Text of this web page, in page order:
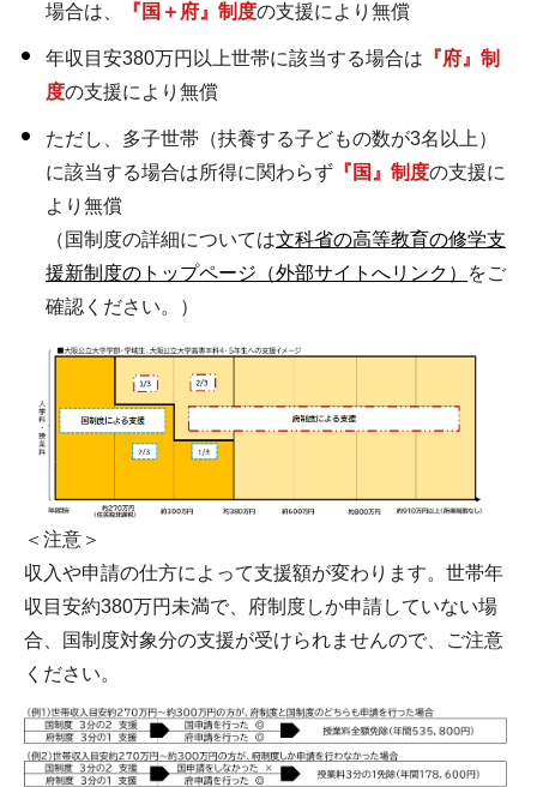
場合は、
『国＋府』制度の支援により無償
年収目安380万円以上世帯に該当する場合は 『府』制
度の支援により無償
ただし、多子世帯（扶養する子どもの数が3名以上）
に該当する場合は所得に関わらず 『国』制度の支援に
より無償
（国制度の詳細については文科省の高等教育の修学支
援新制度のトップページ（外部サイトへリンク）
をご
確認ください。）
＜注意＞
収入や申請の仕方によって支援額が変わります。世帯年
収目安約380万円未満で、府制度しか申請していない場
合、国制度対象分の支援が受けられませんので、ご注意
ください。